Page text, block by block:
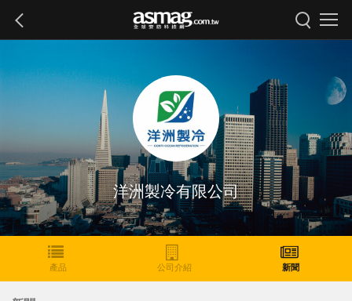
洋洲製冷有限公司
產品 公司介紹 新聞